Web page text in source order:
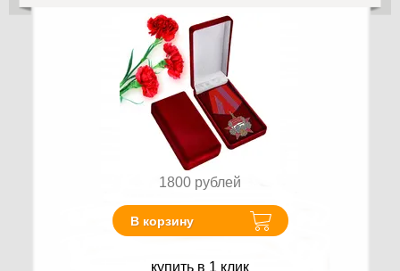
1800 рублей
В корзину
купить в 1 клик